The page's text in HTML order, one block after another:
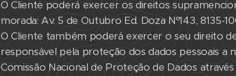
O Cliente poderá exercer os direitos
morada: Av. 5 de Outubro Ed. Doza Nº143, 8135-
O Cliente também poderá exercer o seu direito
responsável pela proteção dos dados pessoais a
Comissão Nacional de Proteção de Dados